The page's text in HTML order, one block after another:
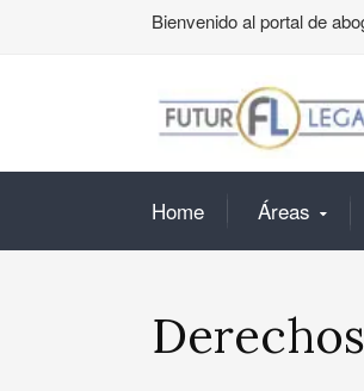
Bienvenido al portal de
Home Áreas